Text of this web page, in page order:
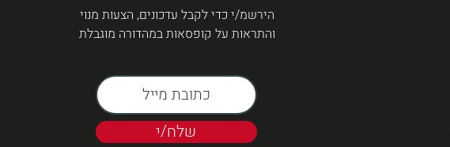
הירשמ/י כדי לקבל עדכונים, הצעות מנוי
והתראות על קופסאות במהדורה מוגבלת
שלח/י